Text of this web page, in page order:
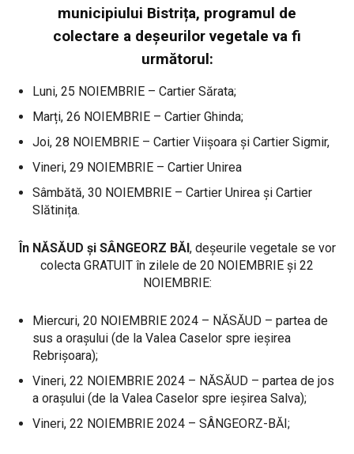
municipiului Bistrița, programul de
colectare a deșeurilor vegetale va fi
următorul:
Luni, 25 NOIEMBRIE – Cartier Sărata;
Marți, 26 NOIEMBRIE – Cartier Ghinda;
Joi, 28 NOIEMBRIE – Cartier Viișoara și Cartier Sigmir,
Vineri, 29 NOIEMBRIE – Cartier Unirea
Sâmbătă, 30 NOIEMBRIE – Cartier Unirea și Cartier
Slătinița.
În NĂSĂUD și SÂNGEORZ BĂI, deșeurile vegetale se vor
colecta GRATUIT în zilele de 20 NOIEMBRIE și 22
NOIEMBRIE:
Miercuri, 20 NOIEMBRIE 2024 – NĂSĂUD – partea de
sus a orașului (de la Valea Caselor spre ieșirea
Rebrișoara);
Vineri, 22 NOIEMBRIE 2024 – NĂSĂUD – partea de jos
a orașului (de la Valea Caselor spre ieșirea Salva);
Vineri, 22 NOIEMBRIE 2024 – SÂNGEORZ-BĂI;